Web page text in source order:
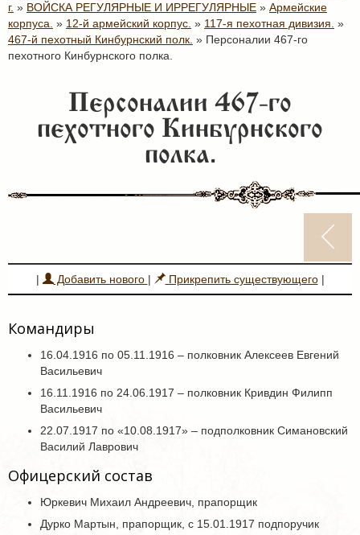
г. » ВОЙСКА РЕГУЛЯРНЫЕ И ИРРЕГУЛЯРНЫЕ » Армейские
корпуса. » 12-й армейский корпус. » 117-я пехотная дивизия. »
467-й пехотный Кинбурнский полк. » Персоналии 467-го
пехотного Кинбурнского полка.
Персоналии 467-го
пехотного Кинбурнского
полка.
| Добавить нового | Прикрепить существующего|
Командиры
16.04.1916 по 05.11.1916 – полковник Алексеев Евгений
Васильевич
16.11.1916 по 24.06.1917 – полковник Кривдин Филипп
Васильевич
22.07.1917 по «10.08.1917» – подполковник Симановский
Василий Лаврович
Офицерский состав
Юркевич Михаил Андреевич, прапорщик
Дурко Мартын, прапорщик, с 15.01.1917 подпоручик